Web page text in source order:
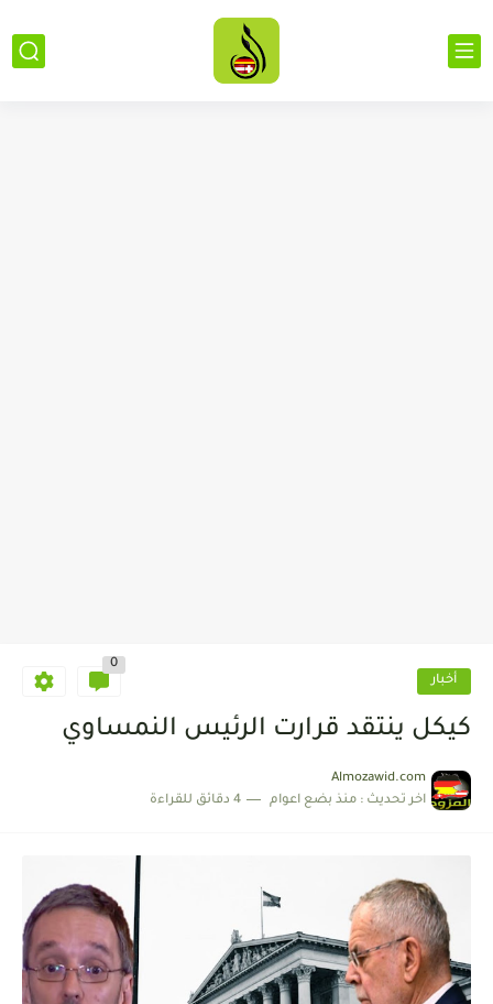
أخبار
0
كيكل ينتقد قرارت الرئيس النمساوي
Almozawid.com
اخر تحديث : منذ بضع اعوام 4 دقائق للقراءة